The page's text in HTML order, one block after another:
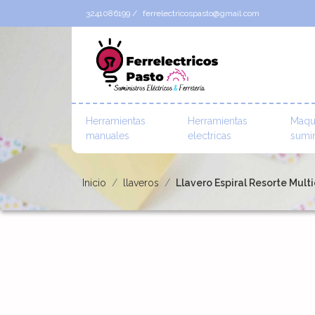
3241086199 / ferrelectricospasto@gmail.com
Herramientas
manuales
Herramientas
electricas
Inicio llaveros Llavero Espiral Resorte